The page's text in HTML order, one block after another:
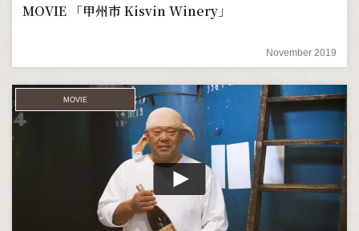
MOVIE 「甲州市 Kisvin Winery」
November 2019
MOVIE